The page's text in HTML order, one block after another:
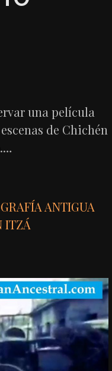
una película
de Chichén
ANTIGUA
ITZÁ